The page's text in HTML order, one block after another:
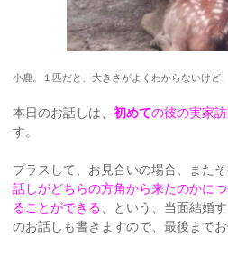
小鹿。１匹だと、大きさがよくわからないけど
本日のお話しは、初めての彼の実家
す。
プラスして、お見合いの場合、またそ
話しがどちらの方角から来たのかに
ることができる、という、当面結婚
のお話しも書きますので、最後まで